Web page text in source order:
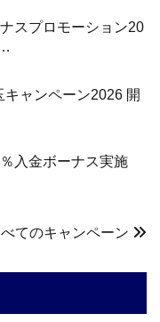
スプロモーション20
キャンペーン2026 開
入金ボーナス実施
てのキャンペーン